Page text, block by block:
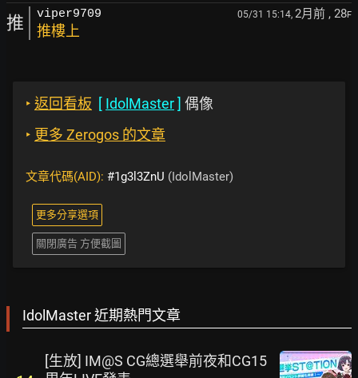
推 viper9709 05/31 15:14, 2月前 , 28F
推樓上
‣ 返回看板 [ IdolMaster] 偶像
‣ 更多 Zerogos 的文章
文章代碼(AID): #1g3l3ZnU (IdolMaster)
更多分享選項
關閉廣告 方便截圖
IdolMaster 近期熱門文章
[生放] IM@S CG總選舉前夜和CG15